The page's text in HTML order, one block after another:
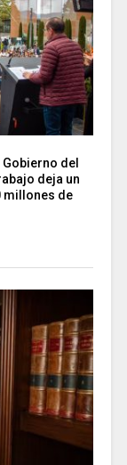
del
deja un
millones de